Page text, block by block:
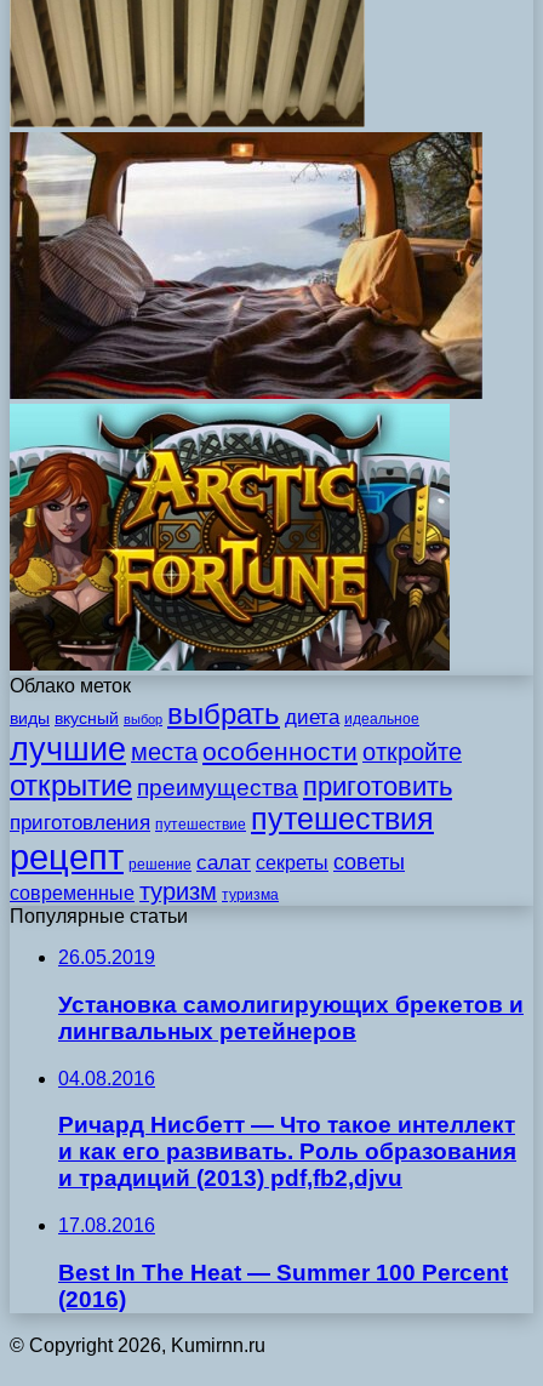
Облако меток
виды вкусный выбор выбрать диета идеальное
лучшие места особенности откройте
открытие преимущества приготовить
приготовления путешествие путешествия
рецепт решение салат секреты советы
современные туризм туризма
Популярные статьи
26.05.2019
Установка самолигирующих брекетов и
лингвальных ретейнеров
04.08.2016
Ричард Нисбетт — Что такое интеллект
и как его развивать. Роль образования
и традиций (2013) pdf,fb2,djvu
17.08.2016
Best In The Heat — Summer 100 Percent
(2016)
© Copyright 2026, Kumirnn.ru